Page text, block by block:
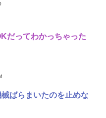
だってわかっちゃった
ばらまいたのを止めな